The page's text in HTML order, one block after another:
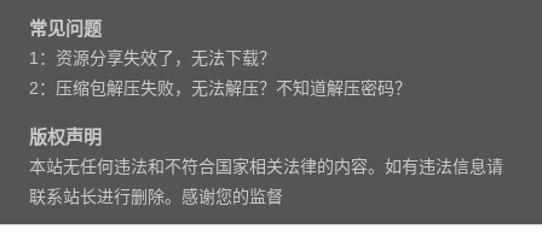
常见问题
1：资源分享失效了，无法下载？
2：压缩包解压失败，无法解压？不知道解压密码？
版权声明
本站无任何违法和不符合国家相关法律的内容。如有违法信息请
联系站长进行删除。感谢您的监督